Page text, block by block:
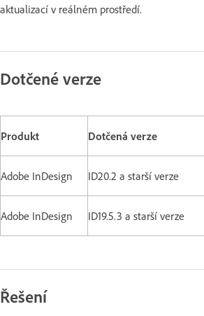
aktualizací v reálném prostředí.
Dotčené verze
Produkt Dotčená verze
Adobe InDesign ID20.2 a starší verze
Adobe InDesign ID19.5.3 a starší verze
Řešení